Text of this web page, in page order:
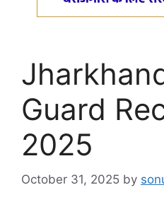
Guard
2025
October 31, 2025 by